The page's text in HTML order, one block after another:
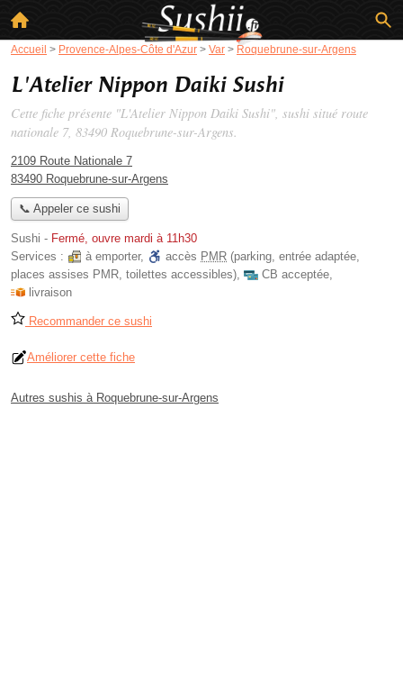
Accueil > Provence-Alpes-Côte d'Azur > Var > Roquebrune-sur-Argens
L'Atelier Nippon Daiki Sushi
Cette fiche présente "L'Atelier Nippon Daiki Sushi", sushi situé route
nationale 7, 83490 Roquebrune-sur-Argens.
2109 Route Nationale 7
83490 Roquebrune-sur-Argens
📞 Appeler ce sushi
Sushi - Fermé, ouvre mardi à 11h30
Services :
à emporter, accès PMR (parking, entrée adaptée,
places assises PMR, toilettes accessibles), CB acceptée,
livraison
Recommander ce sushi
Améliorer cette fiche
Autres sushis à Roquebrune-sur-Argens